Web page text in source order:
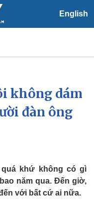
English
24h
báo thời tiết
không dám
đàn ông
quá khứ không có gì
năm qua. Đến giờ,
với bất cứ ai nữa.